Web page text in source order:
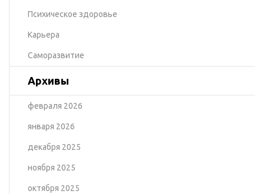
Психическое здоровье
Карьера
Саморазвитие
Архивы
февраля 2026
января 2026
декабря 2025
ноября 2025
октября 2025